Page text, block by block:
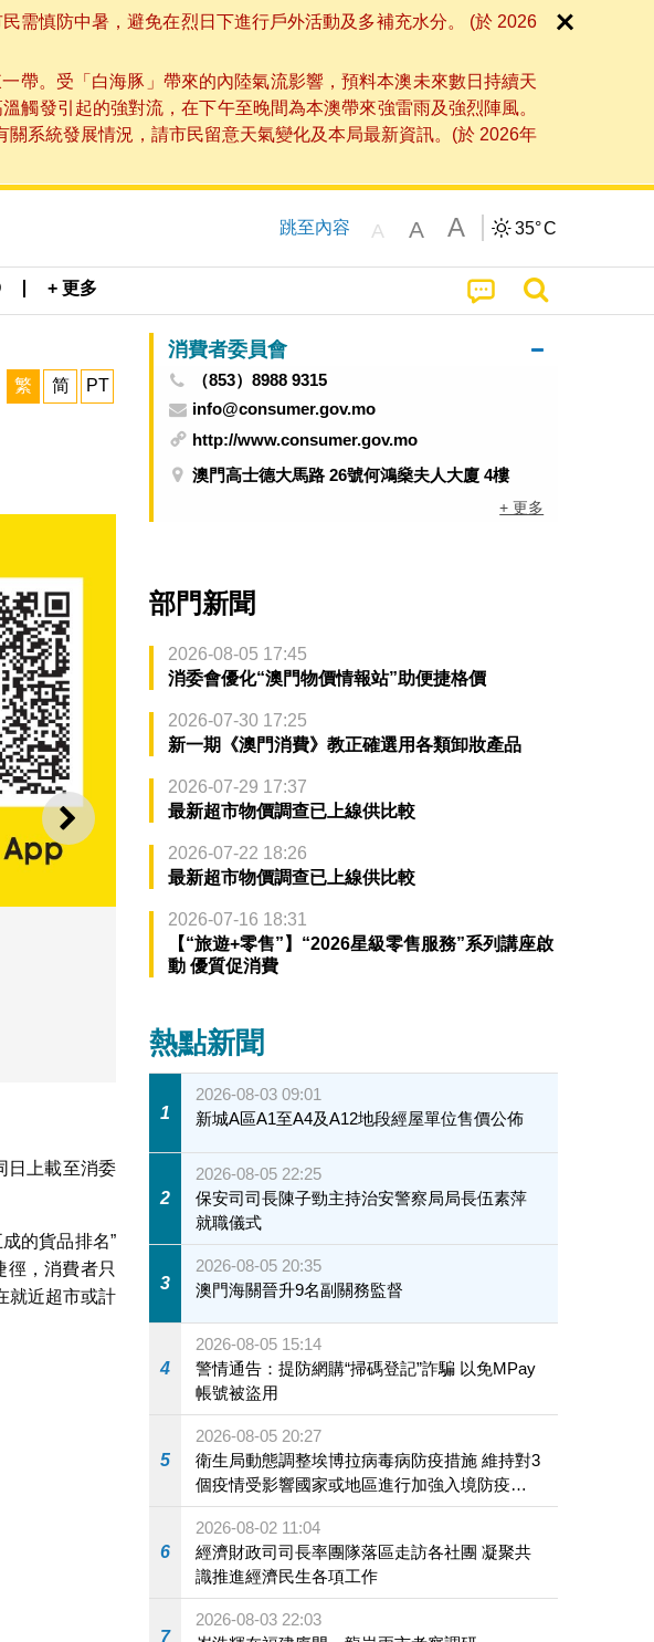
需慎防中暑，避免在烈日下進行戶外活動及多補充水分。 (於 2026
帶。受「白海豚」帶來的內陸氣流影響，預料本澳未來數日持續天
觸發引起的強對流，在下午至晚間為本澳帶來強雷雨及強烈陣風。
系統發展情況，請市民留意天氣變化及本局最新資訊。(於 2026年
跳至內容 A A A 35°C
+ 更多
繁 简 PT
下一則
日上載至消委
的貨品排名”
徑，消費者只
就近超市或計
消費者委員會
（853）8988 9315
info@consumer.gov.mo
http://www.consumer.gov.mo
澳門高士德大馬路 26號何鴻燊夫人大廈 4樓
+ 更多
部門新聞
2026-08-05 17:45
消委會優化“澳門物價情報站”助便捷格價
2026-07-30 17:25
新一期《澳門消費》教正確選用各類卸妝產品
2026-07-29 17:37
最新超市物價調查已上線供比較
2026-07-22 18:26
最新超市物價調查已上線供比較
2026-07-16 18:31
【“旅遊+零售”】“2026星級零售服務”系列講座啟
動 優質促消費
熱點新聞
1
2026-08-03 09:01
新城A區A1至A4及A12地段經屋單位售價公佈
2
2026-08-05 22:25
保安司司長陳子勁主持治安警察局局長伍素萍
就職儀式
3
2026-08-05 20:35
澳門海關晉升9名副關務監督
4
2026-08-05 15:14
警情通告：提防網購“掃碼登記”詐騙 以免MPay
帳號被盜用
5
2026-08-05 20:27
衛生局動態調整埃博拉病毒病防疫措施 維持對3
個疫情受影響國家或地區進行加強入境防疫措
施
6
2026-08-02 11:04
經濟財政司司長率團隊落區走訪各社團 凝聚共
識推進經濟民生各項工作
7
2026-08-03 22:03